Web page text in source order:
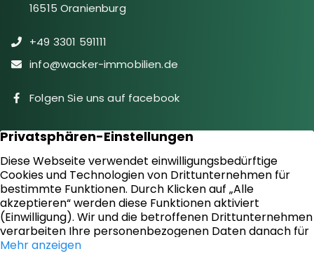
16515 Oranienburg
+49 3301 591111
info@wacker-immobilien.de
Folgen Sie uns auf facebook
Immobilien
Downloads
Diensteistungen
Aktuelles
Sie suchen
Kontakt
Sie bieten an
Impressum
Kundenstimmen